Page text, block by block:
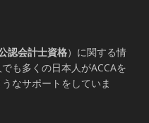
認会計士資格）に関する情
も多くの日本人がACCAを
なサポートをしていま